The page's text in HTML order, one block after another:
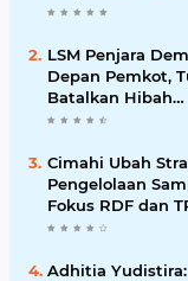
Tahun, Dengan
LSM Penjara
Depan Pemkot,
Batalkan Hibah
Gedung dan
wenang
Cimahi Ubah
Pengelolaan
Fokus RDF dan
untuk Kurangi
Adhitia Yudistira: